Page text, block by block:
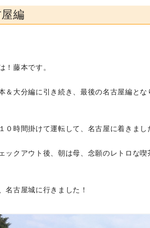
外装塗装、サイディング、屋根工
給排水設備工事
編
！藤本です。
＆大分編に引き続き、最後の名古屋編とな
０時間掛けて運転して、名古屋に着きまし
ックアウト後、朝は母、念願のレトロな喫
名古屋城に行きました！